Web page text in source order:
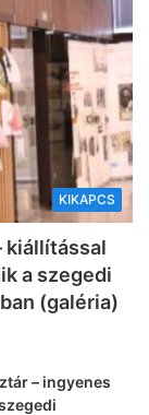
KIKAPCS
kiállítással
a szegedi
(galéria)
– ingyenes